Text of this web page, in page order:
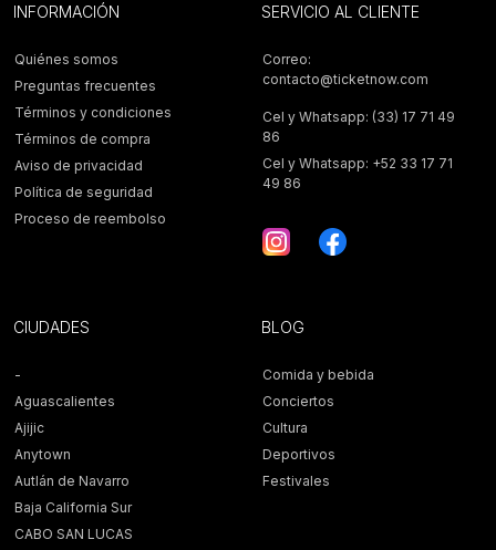
INFORMACIÓN
Quiénes somos
Preguntas frecuentes
Términos y condiciones
Términos de compra
Aviso de privacidad
Política de seguridad
Proceso de reembolso
SERVICIO AL CLIENTE
Correo:
contacto@ticketnow.com
Cel y Whatsapp: (33) 17 71 49
86
Cel y Whatsapp: +52 33 17 71
49 86
CIUDADES
-
Aguascalientes
Ajijic
Anytown
Autlán de Navarro
Baja California Sur
CABO SAN LUCAS
BLOG
Comida y bebida
Conciertos
Cultura
Deportivos
Festivales